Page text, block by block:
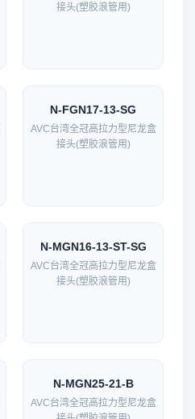
接头(塑胶浪管用)
N-FGN17-13-SG
AVC台湾全冠高拉力型尼龙盒
接头(塑胶浪管用)
N-MGN16-13-ST-SG
AVC台湾全冠高拉力型尼龙盒
接头(塑胶浪管用)
N-MGN25-21-B
AVC台湾全冠高拉力型尼龙盒